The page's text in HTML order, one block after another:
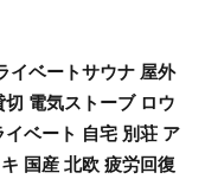
イベートサウナ 屋外
電気ストーブ ロウ
イベート 自宅 別荘 ア
国産 北欧 疲労回復